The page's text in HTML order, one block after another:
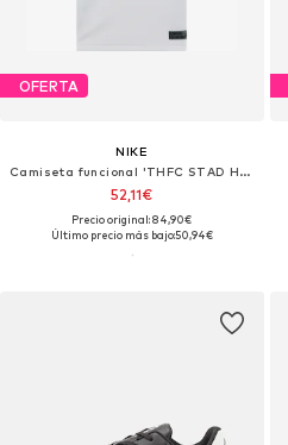
OFERTA
NIKE
Camiseta funcional 'THFC STAD HM'
52,11€
Precio original: 84,90€
Último precio más bajo:50,94€